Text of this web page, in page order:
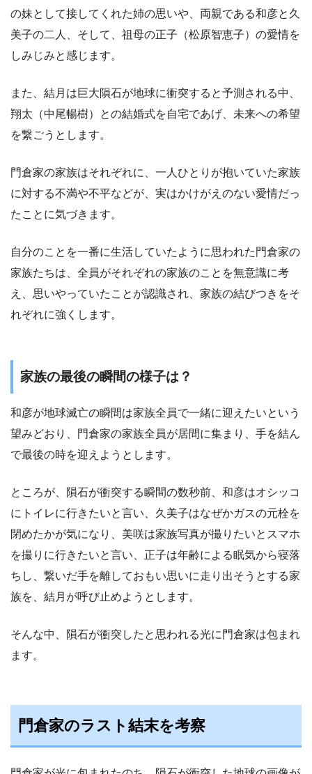
の妹として接してくれた姉の思いや、両親である和彦と久
美子の二人、そして、祖母の正子（松原智恵子）の愛情を
しみじみと感じます。
また、結月は巨大隕石が地球に衝突すると予測される中、
翔太（中尾暢樹）との結婚式を自宅であげ、未来への希望
を繋ごうとします。
門倉家の家族はそれぞれに、一人ひとりが抱いていた家族
に対する不満や不平などが、実はかけがえのない愛情だっ
たことに気づきます。
自分のことを一番に生活していたように思われた門倉家の
家族たちは、全員がそれぞれの家族のことを無意識に考
え、思いやっていたことが認識され、家族の結びつきをそ
れぞれに強くします。
家族の最後の瞬間の様子は？
和彦が地球滅亡の瞬間は家族全員で一緒に迎えたいという
望みどおり、門倉家の家族全員が居間に集まり、手を結ん
で最後の時を迎えようとします。
ところが、隕石が衝突する瞬間の数秒前、和彦はオシッコ
にトイレに行きたいと言い、久美子はなぜかガスの元栓を
閉めたかが気になり、美咲は家族写真が撮りたいとスマホ
を撮りに行きたいと言い、正子は年齢による眠気から寝落
ちし、繋いだ手を離しておもい思いに走り出そうとする家
族を、結月が呼び止めようとします。
そんな中、隕石が衝突したと思われる光に門倉家は包まれ
ます。
門倉家のラスト結末を考察